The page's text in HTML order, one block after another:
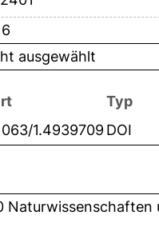
ausgewählt
Typ
1.4939709 DOI
Naturwissenschaften